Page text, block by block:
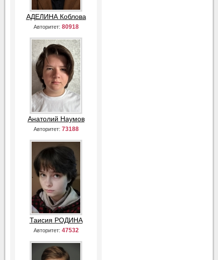
АДЕЛИНА Коблова
Авторитет: 80918
Анатолий Наумов
Авторитет: 73188
Таисия РОДИНА
Авторитет: 47532